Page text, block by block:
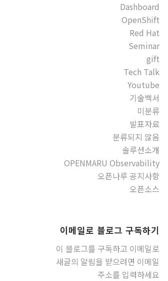
Dashboard
OpenShift
Red Hat
Seminar
gift
Tech Talk
Youtube
기술백서
미분류
발표자료
분류되지 않음
솔루션소개
OPENMARU Observability
오픈나루 공지사항
오픈소스
이메일로 블로그 구독하기
이 블로그를 구독하고 이메일로
새글의 알림을 받으려면 이메일
주소를 입력하세요